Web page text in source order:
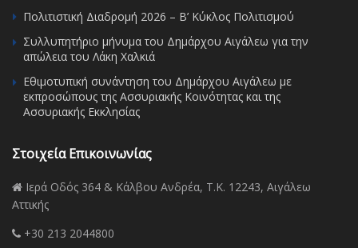
Πολιτιστική Διαδρομή 2026 – Β’ Κύκλος Πολιτισμού
Συλλυπητήριο μήνυμα του Δημάρχου Αιγάλεω για την
απώλεια του Λάκη Χαλκιά
Εθιμοτυπική συνάντηση του Δημάρχου Αιγάλεω με
εκπροσώπους της Ασσυριακής Κοινότητας και της
Ασσυριακής Εκκλησίας
Στοιχεία Επικοινωνίας
Ιερά Οδός 364 & Κάλβου Ανδρέα, Τ.Κ. 12243, Αιγάλεω
Αττικής
+30 213 2044800